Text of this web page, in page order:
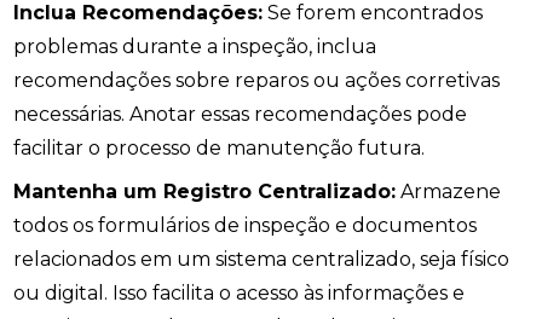
Inclua Recomendações: Se forem encontrados
problemas durante a inspeção, inclua
recomendações sobre reparos ou ações corretivas
necessárias. Anotar essas recomendações pode
facilitar o processo de manutenção futura.
Mantenha um Registro Centralizado: Armazene
todos os formulários de inspeção e documentos
relacionados em um sistema centralizado, seja físico
ou digital. Isso facilita o acesso às informações e